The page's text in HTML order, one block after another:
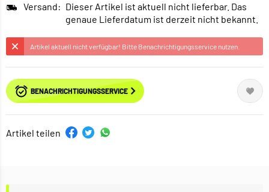
Versand: Dieser Artikel ist aktuell nicht lieferbar. Das
genaue Lieferdatum ist derzeit nicht bekannt.
Artikel aktuell nicht verfügbar! Bitte Benachrichtigungsservice nutzen.
BENACHRICHTIGUNGSSERVICE
Artikel teilen